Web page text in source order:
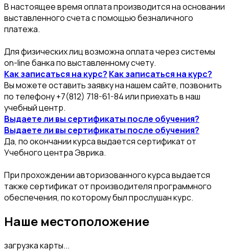
В настоящее время оплата производится на основании
выставленного счета с помощью безналичного
платежа.
Для физических лиц возможна оплата через системы
on-line банка по выставленному счету.
Как записаться на курс? Как записаться на курс?
Вы можете оставить заявку на нашем сайте, позвонить
по телефону +7(812) 718-61-84 или приехать в наш
учебный центр.
Выдаете ли вы сертификаты после обучения?
Выдаете ли вы сертификаты после обучения?
Да, по окончании курса выдается сертификат от
Учебного центра Эврика.
При прохождении авторизованного курса выдается
также сертификат от производителя программного
обеспечения, по которому был прослушан курс.
Наше местоположение
загрузка карты...